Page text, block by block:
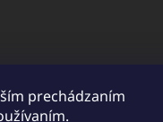
prechádzaním